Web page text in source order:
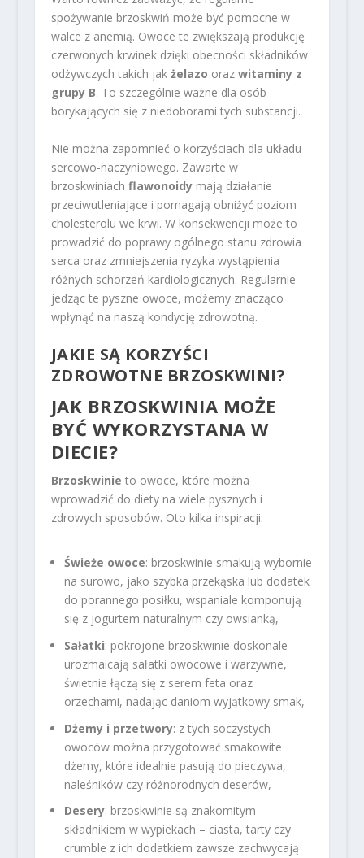
spożywanie brzoskwiń może być pomocne w
walce z anemią. Owoce te zwiększają produkcję
czerwonych krwinek dzięki obecności składników
odżywczych takich jak żelazo oraz witaminy z
grupy B. To szczególnie ważne dla osób
borykających się z niedoborami tych substancji.
Nie można zapomnieć o korzyściach dla układu
sercowo-naczyniowego. Zawarte w
brzoskwiniach flawonoidymają działanie
przeciwutleniające i pomagają obniżyć poziom
cholesterolu we krwi. W konsekwencji może to
prowadzić do poprawy ogólnego stanu zdrowia
serca oraz zmniejszenia ryzyka wystąpienia
różnych schorzeń kardiologicznych. Regularnie
jedząc te pyszne owoce, możemy znacząco
wpłynąć na naszą kondycję zdrowotną.
JAKIE SĄ KORZYŚCI
ZDROWOTNE BRZOSKWINI?
JAK BRZOSKWINIA MOŻE
BYĆ WYKORZYSTANA W
DIECIE?
Brzoskwinie to owoce, które można
wprowadzić do diety na wiele pysznych i
zdrowych sposobów. Oto kilka inspiracji:
Świeże owoce: brzoskwinie smakują wybornie
na surowo, jako szybka przekąska lub dodatek
do porannego posiłku, wspaniale komponują
się z jogurtem naturalnym czy owsianką,
Sałatki: pokrojone brzoskwinie doskonale
urozmaicają sałatki owocowe i warzywne,
świetnie łączą się z serem feta oraz
orzechami, nadając daniom wyjątkowy smak,
Dżemy i przetwory: z tych soczystych
owoców można przygotować smakowite
dżemy, które idealnie pasują do pieczywa,
naleśników czy różnorodnych deserów,
Desery: brzoskwinie są znakomitym
składnikiem w wypiekach – ciasta, tarty czy
crumble z ich dodatkiem zawsze zachwycają